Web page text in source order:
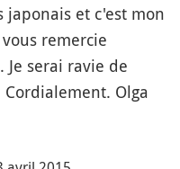
japonais et c'est mon
vous remercie
Je serai ravie de
Olga